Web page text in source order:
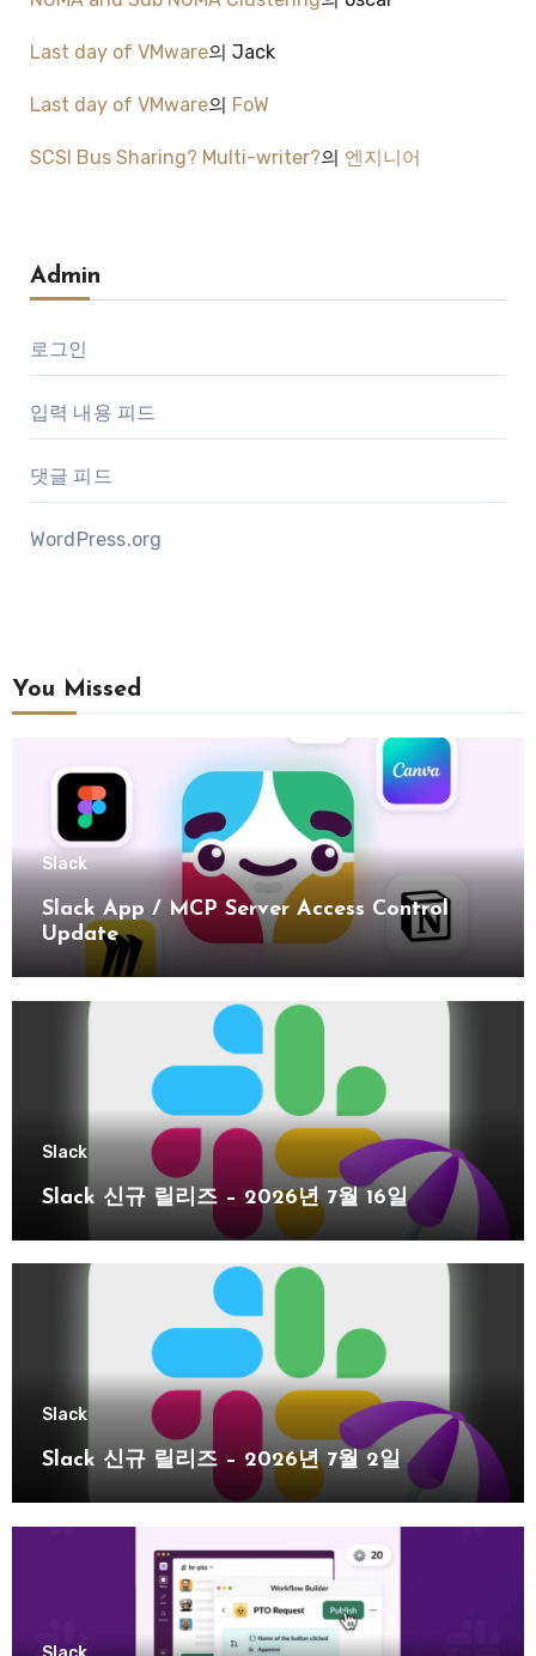
Last day of VMware의 Jack
Last day of VMware의 FoW
SCSI Bus Sharing? Multi-writer?의 엔지니어
Admin
로그인
입력 내용 피드
댓글 피드
WordPress.org
You Missed
Slack
Slack App / MCP Server Access Control
Update
Slack
Slack 신규 릴리즈 – 2026년 7월 16일
Slack
Slack 신규 릴리즈 – 2026년 7월 2일